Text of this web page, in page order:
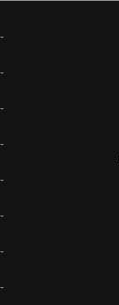
-
-
-
-
-
-
-
-